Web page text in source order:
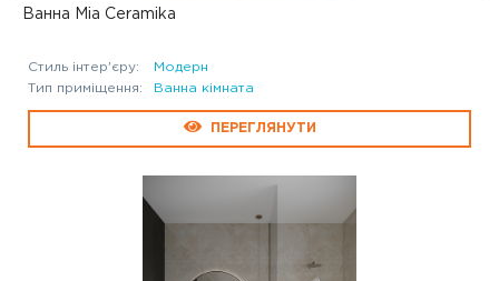
Ванна Mia Ceramika
Стиль інтер'єру:
Модерн
Тип приміщення:
Ванна кімната
ПЕРЕГЛЯНУТИ